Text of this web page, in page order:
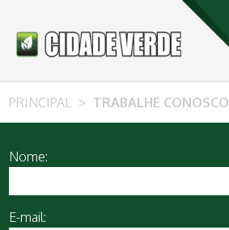
PRINCIPAL > TRABALHE CONOSCO
Nome:
E-mail: